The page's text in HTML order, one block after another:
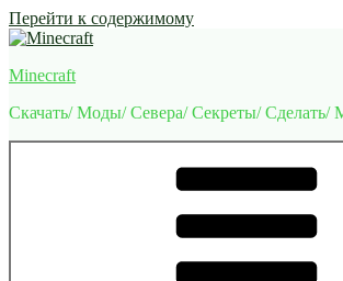
Перейти к содержимому
Minecraft
Скачать/ Моды/ Севера/ Секреты/ Сделать/